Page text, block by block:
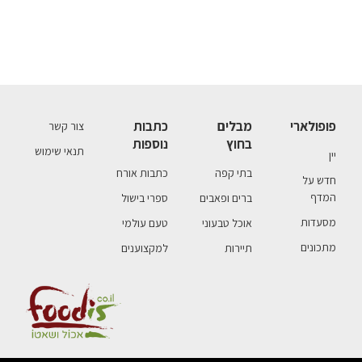
פופולארי
יין
חדש על
המדף
מסעדות
מתכונים
מבלים
בחוץ
בתי קפה
ברים ופאבים
אוכל טבעוני
תיירות
כתבות
נוספות
כתבות אורח
ספרי בישול
טעם עולמי
למקצוענים
צור קשר
תנאי שימוש